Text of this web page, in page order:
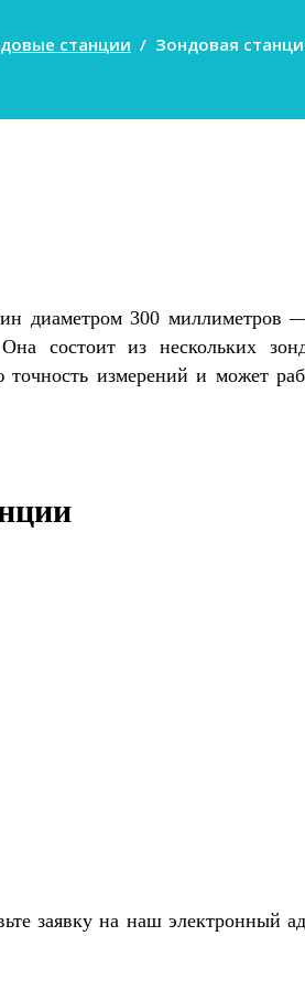
станции / Зондовая
диаметром 300 миллиметров
состоит из нескольких
измерений и может
заявку на наш электронный